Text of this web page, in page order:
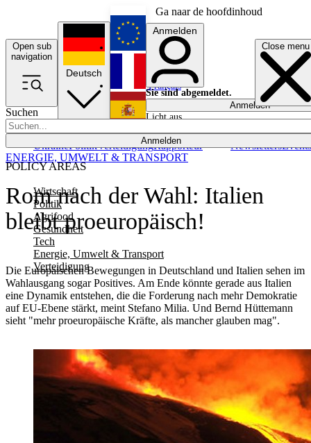
Ga naar de hoofdinhoud
Open sub
navigation
Close menu
Suchen
Anmelden
POLICY AREAS
Wirtschaft
Politik
Agrifood
Gesundheit
Tech
Energie, Umwelt & Transport
Verteidigung
UkrainePolitikVerteidigungRapporteur NewslettersEvents
Deutsch
English
Français
Anmelden
Sie sind abgemeldet.
Anmelden
Licht aus
Rom nach der Wahl: Italien
bleibt proeuropäisch!
Die Europäischen Bewegungen in Deutschland und Italien sehen im
Wahlausgang sogar Positives. Am Ende könnte gerade aus Italien
eine Dynamik entstehen, die die Forderung nach mehr Demokratie
auf EU-Ebene stärkt, meint Stefano Milia. Und Bernd Hüttemann
sieht "mehr proeuropäische Kräfte, als mancher glauben mag".
ENERGIE, UMWELT & TRANSPORT